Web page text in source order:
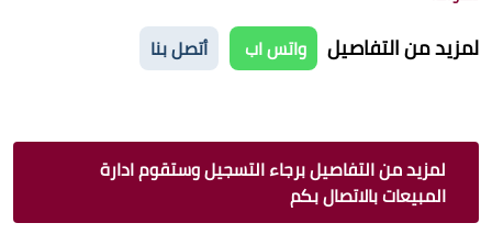
لمزيد من التفاصيل واتس اب أتصل بنا
لمزيد من التفاصيل برجاء التسجيل وستقوم ادارة
المبيعات بالاتصال بكم